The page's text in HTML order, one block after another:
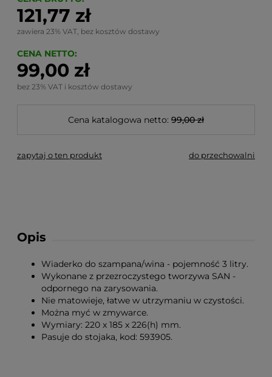
121,77 zł
zawiera 23% VAT, bez kosztów dostawy
CENA NETTO:
99,00 zł
bez 23% VAT i kosztów dostawy
Cena katalogowa netto: 99,00 zł
zapytaj o ten produkt do przechowalni
Opis
Wiaderko do szampana/wina - pojemność 3 litry.
Wykonane z przezroczystego tworzywa SAN -
odpornego na zarysowania.
Nie matowieje, łatwe w utrzymaniu w czystości.
Można myć w zmywarce.
Wymiary: 220 x 185 x 226(h) mm.
Pasuje do stojaka, kod: 593905.